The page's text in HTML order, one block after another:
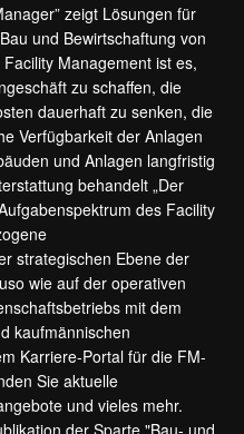
zeigt Lösungen für
und Bewirtschaftung von
Management ist es,
zu schaffen, die
dauerhaft zu senken, die
Verfügbarkeit der Anlagen
und Anlagen langfristig
behandelt „Der
des Facility
strategischen Ebene der
wie auf der operativen
mit dem
kaufmännischen
Karriere-Portal für die FM-
Sie aktuelle
und vieles mehr.
der Sparte "Bau- und